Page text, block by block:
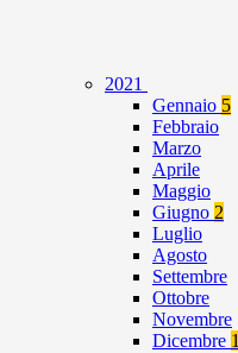
2021
Gennaio 5
Febbraio
Marzo
Aprile
Maggio
Giugno 2
Luglio
Agosto
Settembre
Ottobre
Novembre
Dicembre 1